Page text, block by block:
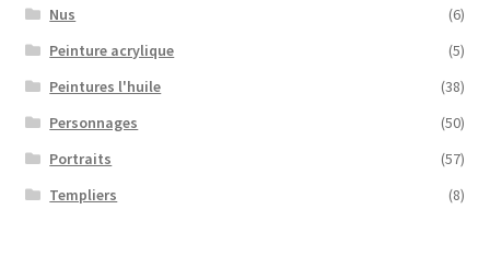
Nus
(6)
Peinture acrylique
(5)
Peintures l'huile
(38)
Personnages
(50)
Portraits
(57)
Templiers
(8)